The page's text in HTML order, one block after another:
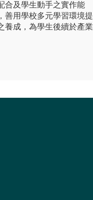
合及學生動手之實作能
善用學校多元學習環境提
養成，為學生後續於產業